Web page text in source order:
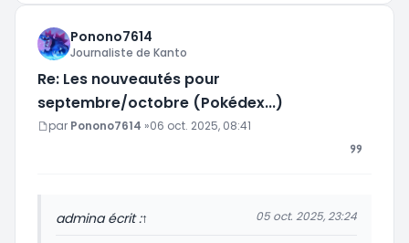
Ponono7614
Journaliste de Kanto
Re: Les nouveautés pour
septembre/octobre (Pokédex...)
Message
par Ponono7614 »06 oct. 2025, 08:41
admina écrit :↑ 05 oct. 2025, 23:24